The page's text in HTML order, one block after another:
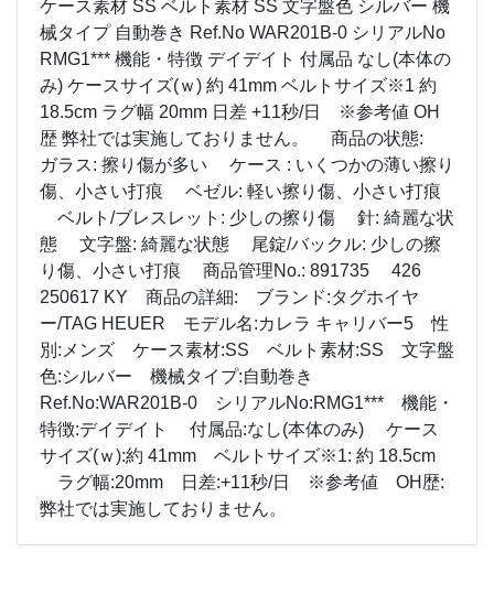
ケース素材 SS ベルト素材 SS 文字盤色 シルバー 機
械タイプ 自動巻き Ref.No WAR201B-0 シリアルNo
RMG1*** 機能・特徴 デイデイト 付属品 なし(本体の
み) ケースサイズ(ｗ) 約 41mm ベルトサイズ※1 約
18.5cm ラグ幅 20mm 日差 +11秒/日 ※参考値 OH
歴 弊社では実施しておりません。 商品の状態:
ガラス: 擦り傷が多い ケース : いくつかの薄い擦り
傷、小さい打痕 ベゼル: 軽い擦り傷、小さい打痕
ベルト/ブレスレット: 少しの擦り傷 針: 綺麗な状
態 文字盤: 綺麗な状態 尾錠/バックル: 少しの擦
り傷、小さい打痕 商品管理No.: 891735 426
250617 KY 商品の詳細: ブランド:タグホイヤ
ー/TAG HEUER モデル名:カレラ キャリバー5 性
別:メンズ ケース素材:SS ベルト素材:SS 文字盤
色:シルバー 機械タイプ:自動巻き
Ref.No:WAR201B-0 シリアルNo:RMG1*** 機能・
特徴:デイデイト 付属品:なし(本体のみ) ケース
サイズ(ｗ):約 41mm ベルトサイズ※1: 約 18.5cm
ラグ幅:20mm 日差:+11秒/日 ※参考値 OH歴:
弊社では実施しておりません。